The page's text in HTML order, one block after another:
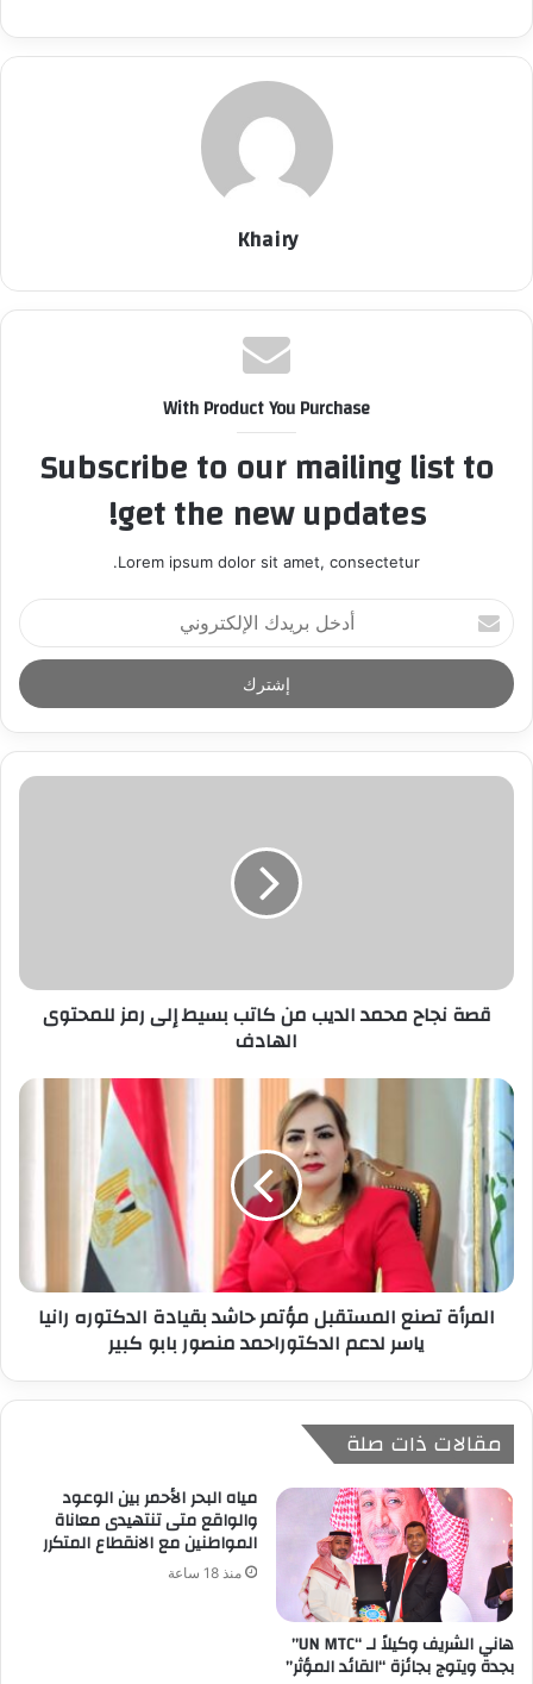
Khairy
With Product You Purchase
Subscribe to our mailing list to
get the new updates!
Lorem ipsum dolor sit amet, consectetur.
أ
د
خ
ل
ر
د
ر
قصة نجاح محمد الديب من كاتب بسيط إلى رمز للمحتوى
الهادف
المرأة تصنع المستقبل مؤتمر حاشد بقيادة الدكتوره رانيا
ياسر لدعم الدكتوراحمد منصور بابو كبير
مقالات ذات صلة
هاني الشريف وكيلاً لـ “UN MTC”
بجدة ويتوج بجائزة “القائد المؤثر”
مياه البحر الأحمر بين الوعود
والواقع متى تنتهيدى معاناة
المواطنين مع الانقطاع المتكرر
منذ 18 ساعة